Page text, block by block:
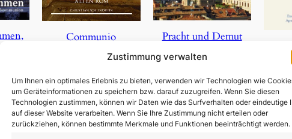
Zustimmung verwalten
Um Ihnen ein optimales Erlebnis zu bieten, verwenden wir Technologien wie
um Geräteinformationen zu speichern bzw. darauf zuzugreifen. Wenn Sie diesen
Technologien zustimmen, können wir Daten wie das Surfverhalten oder eindeutige
auf dieser Website verarbeiten. Wenn Sie Ihre Zustimmung nicht erteilen oder
zurückziehen, können bestimmte Merkmale und Funktionen beeinträchtigt werden.
Communio
In den Warenkorb
Pracht und Demut
5,90
In den Warenkorb
In